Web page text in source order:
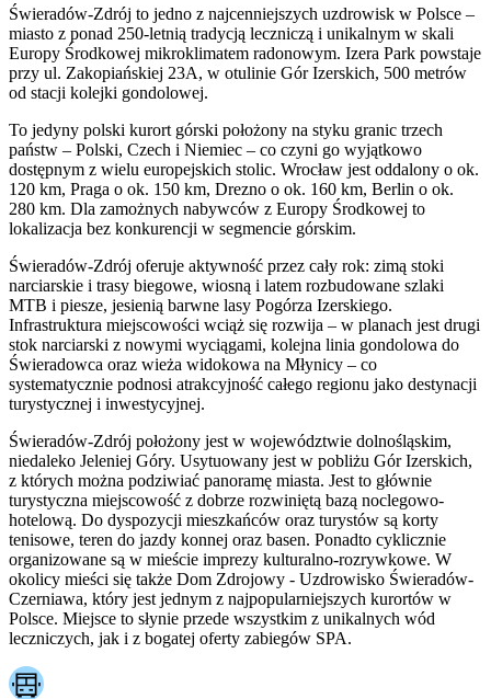
Świeradów-Zdrój to jedno z najcenniejszych uzdrowisk w Polsce –
miasto z ponad 250-letnią tradycją leczniczą i unikalnym w skali
Europy Środkowej mikroklimatem radonowym. Izera Park powstaje
przy ul. Zakopiańskiej 23A, w otulinie Gór Izerskich, 500 metrów
od stacji kolejki gondolowej.
To jedyny polski kurort górski położony na styku granic trzech
państw – Polski, Czech i Niemiec – co czyni go wyjątkowo
dostępnym z wielu europejskich stolic. Wrocław jest oddalony o ok.
120 km, Praga o ok. 150 km, Drezno o ok. 160 km, Berlin o ok.
280 km. Dla zamożnych nabywców z Europy Środkowej to
lokalizacja bez konkurencji w segmencie górskim.
Świeradów-Zdrój oferuje aktywność przez cały rok: zimą stoki
narciarskie i trasy biegowe, wiosną i latem rozbudowane szlaki
MTB i piesze, jesienią barwne lasy Pogórza Izerskiego.
Infrastruktura miejscowości wciąż się rozwija – w planach jest drugi
stok narciarski z nowymi wyciągami, kolejna linia gondolowa do
Świeradowca oraz wieża widokowa na Młynicy – co
systematycznie podnosi atrakcyjność całego regionu jako destynacji
turystycznej i inwestycyjnej.
Świeradów-Zdrój położony jest w województwie dolnośląskim,
niedaleko Jeleniej Góry. Usytuowany jest w pobliżu Gór Izerskich,
z których można podziwiać panoramę miasta. Jest to głównie
turystyczna miejscowość z dobrze rozwiniętą bazą noclegowo-
hotelową. Do dyspozycji mieszkańców oraz turystów są korty
tenisowe, teren do jazdy konnej oraz basen. Ponadto cyklicznie
organizowane są w mieście imprezy kulturalno-rozrywkowe. W
okolicy mieści się także Dom Zdrojowy - Uzdrowisko Świeradów-
Czerniawa, który jest jednym z najpopularniejszych kurortów w
Polsce. Miejsce to słynie przede wszystkim z unikalnych wód
leczniczych, jak i z bogatej oferty zabiegów SPA.